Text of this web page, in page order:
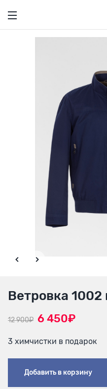
Ветровка 1002
12 900₽ 6 450₽
3 химчистки в подарок
Добавить в корзину